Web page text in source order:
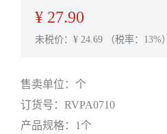
¥ 27.90
未税价：¥ 24.69 （税率：13%）
售卖单位： 个
订货号： RVPA0710
产品规格： 1个